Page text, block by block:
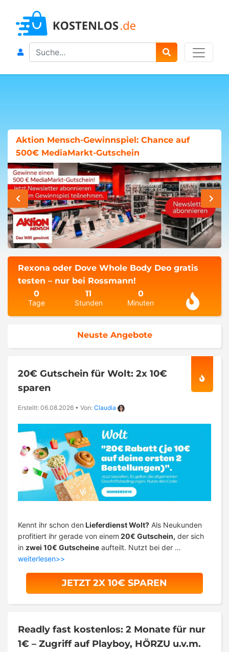
Search
Aktion Mensch-Gewinnspiel: Chance auf
500€ MediaMarkt-Gutschein
Rexona oder Dove Whole Body Deo gratis
testen – nur bei Rossmann!
0
Tage
11
Stunden
0
Minuten
Neuste Angebote
20€ Gutschein für Wolt: 2x 10€
sparen
Erstellt: 06.08.2026 • Von: Claudia
Kennt ihr schon den Lieferdienst Wolt? Als Neukunden
profitiert ihr gerade von einem 20€ Gutschein, der sich
in zwei 10€ Gutscheine aufteilt. Nutzt bei der …
weiterlesen>>
JETZT 2X 10€ SPAREN
Readly fast kostenlos: 2 Monate für nur
1€ – Zugriff auf Playboy, HÖRZU u.v.m.